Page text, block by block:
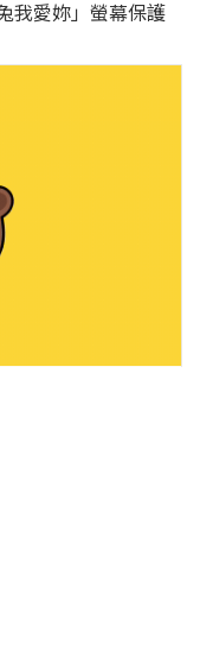
我愛妳」螢幕保護